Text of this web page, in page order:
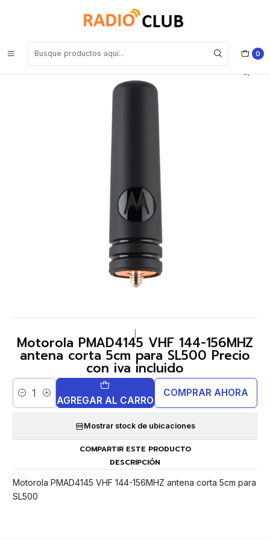
0
Motorola PMAD4145 VHF 144-156MHZ antena corta 5cm para SL500
Precio con iva incluido
Motorola PMAD4145 VHF 144-156MHZ
antena corta 5cm para SL500 Precio
con iva incluido
Cantidad AGREGAR AL CARRO
COMPRAR AHORA
Mostrar stock de ubicaciones
COMPARTIR ESTE PRODUCTO
DESCRIPCIÓN
Motorola PMAD4145 VHF 144-156MHZ antena corta 5cm para
SL500